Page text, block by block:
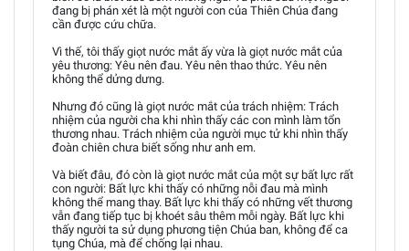
đang bị phán xét là một người con của Thiên Chúa đang
cần được cứu chữa.
Vì thế, tôi thấy giọt nước mắt ấy vừa là giọt nước mắt của
yêu thương: Yêu nên đau. Yêu nên thao thức. Yêu nên
không thể dửng dưng.
Nhưng đó cũng là giọt nước mắt của trách nhiệm: Trách
nhiệm của người cha khi nhìn thấy các con mình làm tổn
thương nhau. Trách nhiệm của người mục tử khi nhìn thấy
đoàn chiên chưa biết sống như anh em.
Và biết đâu, đó còn là giọt nước mắt của một sự bất lực rất
con người: Bất lực khi thấy có những nỗi đau mà mình
không thể mang thay. Bất lực khi thấy có những vết thương
vẫn đang tiếp tục bị khoét sâu thêm mỗi ngày. Bất lực khi
thấy người ta sử dụng phương tiện Chúa ban, không để ca
tụng Chúa, mà để chống lại nhau.